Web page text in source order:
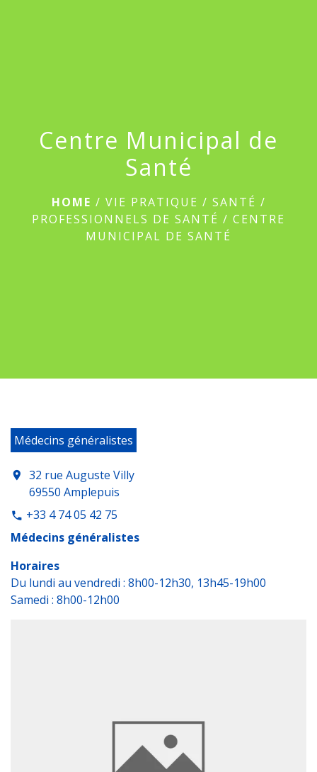
Centre Municipal de
Santé
HOME / VIE PRATIQUE / SANTÉ /
PROFESSIONNELS DE SANTÉ / CENTRE
MUNICIPAL DE SANTÉ
Médecins généralistes
location_on
32 rue Auguste Villy
69550 Amplepuis
phone +33 4 74 05 42 75
Médecins généralistes
Horaires
Du lundi au vendredi : 8h00-12h30, 13h45-19h00
Samedi : 8h00-12h00